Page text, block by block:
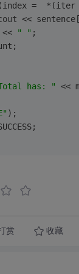
=  *(iter
<<
<< " " ;
has: " <<
);
赏 收藏